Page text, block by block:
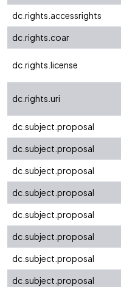
dc.rights.accessrights
dc.rights.coar
dc.rights.license
dc.rights.uri
dc.subject.proposal
dc.subject.proposal
dc.subject.proposal
dc.subject.proposal
dc.subject.proposal
dc.subject.proposal
dc.subject.proposal
dc.subject.proposal